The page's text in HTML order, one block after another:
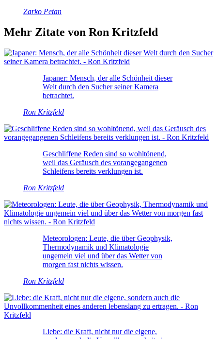
Zarko Petan
Mehr Zitate von Ron Kritzfeld
Japaner: Mensch, der alle Schönheit dieser
Welt durch den Sucher seiner Kamera
betrachtet.
Ron Kritzfeld
Geschliffene Reden sind so wohltönend,
weil das Geräusch des vorangegangenen
Schleifens bereits verklungen ist.
Ron Kritzfeld
Meteorologen: Leute, die über Geophysik,
Thermodynamik und Klimatologie
ungemein viel und über das Wetter von
morgen fast nichts wissen.
Ron Kritzfeld
Liebe: die Kraft, nicht nur die eigene,